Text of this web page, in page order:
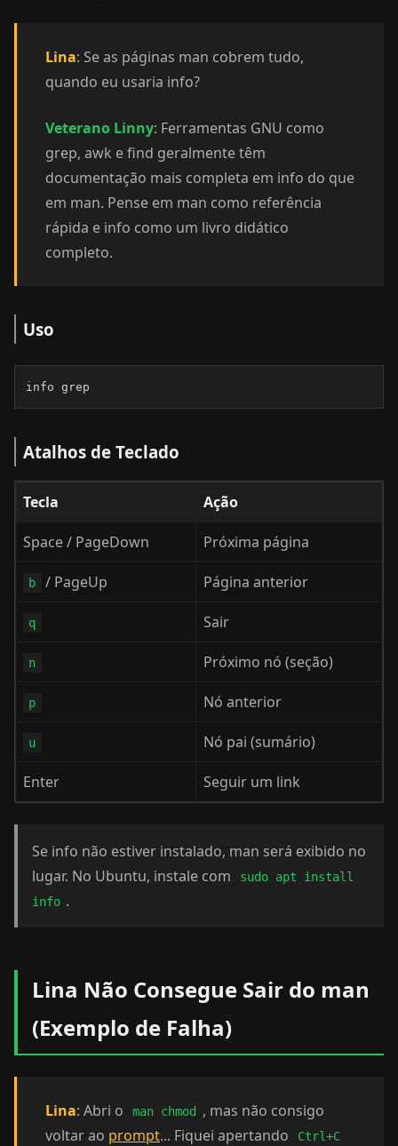
Lina: Se as páginas man cobrem tudo,
quando eu usaria info?
Veterano Linny: Ferramentas GNU como
grep, awk e find geralmente têm
documentação mais completa em info do que
em man. Pense em man como referência
rápida e info como um livro didático
completo.
Uso
info grep
Atalhos de Teclado
Tecla Ação
Space / PageDown Próxima página
b / PageUp Página anterior
q Sair
n Próximo nó (seção)
p Nó anterior
u Nó pai (sumário)
Enter Seguir um link
Se info não estiver instalado, man será exibido no
lugar. No Ubuntu, instale com
sudo apt install
info .
Lina Não Consegue Sair do man
(Exemplo de Falha)
Lina: Abri o man chmod
, mas não consigo
voltar ao prompt... Fiquei apertando Ctrl+C